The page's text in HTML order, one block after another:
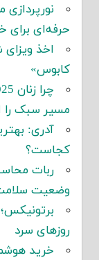
حرفه‌ای برای
اخذ ویزای
کابوس»
مسیر سبک را
آدری:
کجاست؟
وضعیت
روزهای سرد
خرید